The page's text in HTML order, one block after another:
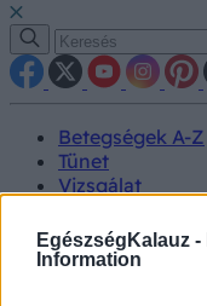
EgészségKalauz -
Information
Betegségek A-Z
Tünet
Vizsgálat
Életmódváltás
Kutatás